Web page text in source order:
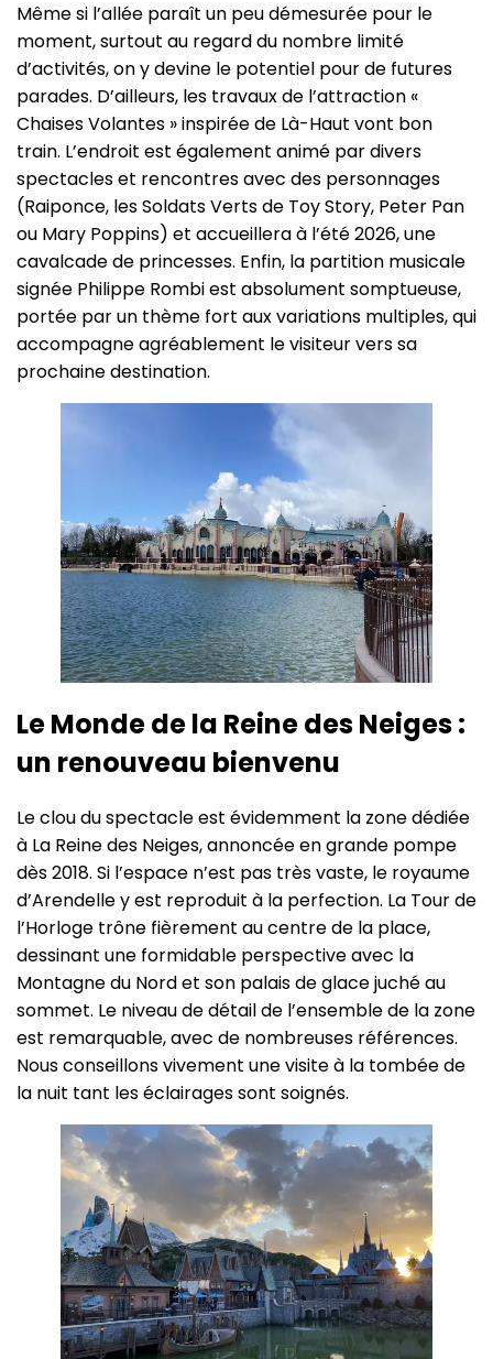
Même si l’allée paraît un peu démesurée pour le
moment, surtout au regard du nombre limité
d’activités, on y devine le potentiel pour de futures
parades. D’ailleurs, les travaux de l’attraction «
Chaises Volantes » inspirée de Là-Haut vont bon
train. L’endroit est également animé par divers
spectacles et rencontres avec des personnages
(Raiponce, les Soldats Verts de Toy Story, Peter Pan
ou Mary Poppins) et accueillera à l’été 2026, une
cavalcade de princesses. Enfin, la partition musicale
signée Philippe Rombi est absolument somptueuse,
portée par un thème fort aux variations multiples, qui
accompagne agréablement le visiteur vers sa
prochaine destination.
Le Monde de la Reine des Neiges :
un renouveau bienvenu
Le clou du spectacle est évidemment la zone dédiée
à La Reine des Neiges, annoncée en grande pompe
dès 2018. Si l’espace n’est pas très vaste, le royaume
d’Arendelle y est reproduit à la perfection. La Tour de
l’Horloge trône fièrement au centre de la place,
dessinant une formidable perspective avec la
Montagne du Nord et son palais de glace juché au
sommet. Le niveau de détail de l’ensemble de la zone
est remarquable, avec de nombreuses références.
Nous conseillons vivement une visite à la tombée de
la nuit tant les éclairages sont soignés.